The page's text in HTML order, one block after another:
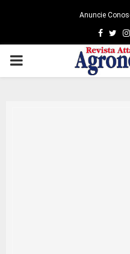
Anuncie
PRIMARY